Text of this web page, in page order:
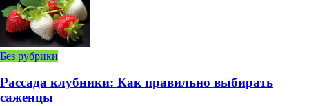
Без рубрики
Рассада клубники: Как правильно выбирать
саженцы